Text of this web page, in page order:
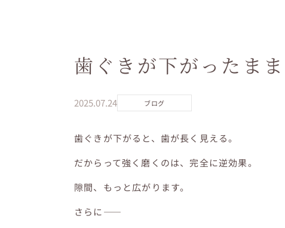
歯ぐきが下がったま
2025.07.24 ブログ
歯ぐきが下がると、歯が長く見える。
だからって強く磨くのは、完全に逆効果。
隙間、もっと広がります。
さらに——